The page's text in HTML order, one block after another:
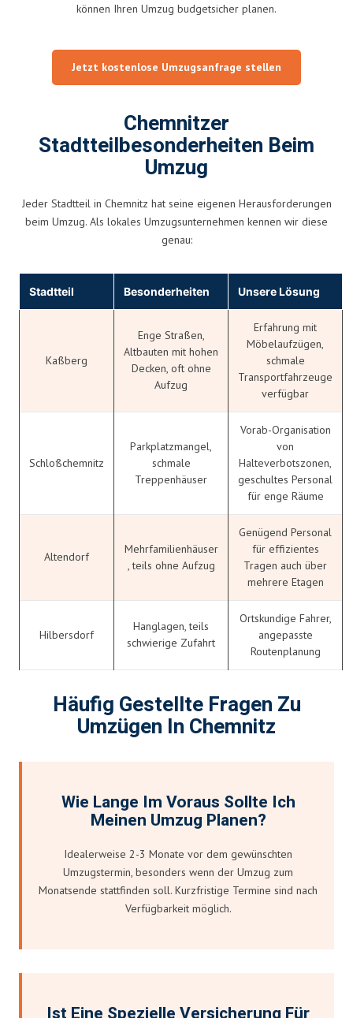
können Ihren Umzug budgetsicher planen.
Jetzt kostenlose Umzugsanfrage stellen
Chemnitzer
Stadtteilbesonderheiten Beim
Umzug
Jeder Stadtteil in Chemnitz hat seine eigenen Herausforderungen
beim Umzug. Als lokales Umzugsunternehmen kennen wir diese
genau:
Stadtteil Besonderheiten Unsere Lösung
Kaßberg
Enge Straßen,
Altbauten mit hohen
Decken, oft ohne
Aufzug
Erfahrung mit
Möbelaufzügen,
schmale
Transportfahrzeuge
verfügbar
Schloßchemnitz
Parkplatzmangel,
schmale
Treppenhäuser
Vorab-Organisation
von
Halteverbotszonen,
geschultes Personal
für enge Räume
Altendorf
Mehrfamilienhäuser
, teils ohne Aufzug
Genügend Personal
für effizientes
Tragen auch über
mehrere Etagen
Hilbersdorf
Hanglagen, teils
schwierige Zufahrt
Ortskundige Fahrer,
angepasste
Routenplanung
Häufig Gestellte Fragen Zu
Umzügen In Chemnitz
Wie Lange Im Voraus Sollte Ich
Meinen Umzug Planen?
Idealerweise 2-3 Monate vor dem gewünschten
Umzugstermin, besonders wenn der Umzug zum
Monatsende stattfinden soll. Kurzfristige Termine sind nach
Verfügbarkeit möglich.